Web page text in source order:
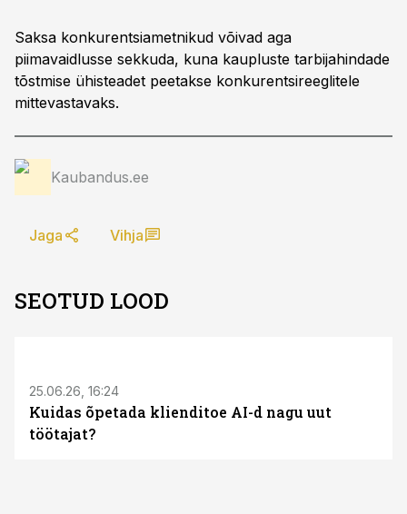
Saksa konkurentsiametnikud võivad aga
piimavaidlusse sekkuda, kuna kaupluste tarbijahindade
tõstmise ühisteadet peetakse konkurentsireeglitele
mittevastavaks.
Kaubandus.ee
Jaga Vihja
SEOTUD LOOD
25.06.26, 16:24
Kuidas õpetada klienditoe AI-d nagu uut
töötajat?